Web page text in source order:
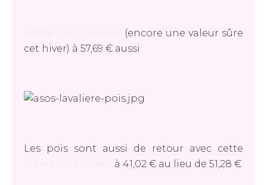
(encore une valeur sûre
cet hiver) à 57,69 € aussi
Les pois sont aussi de retour avec cette
à 41,02 € au lieu de 51,28 €